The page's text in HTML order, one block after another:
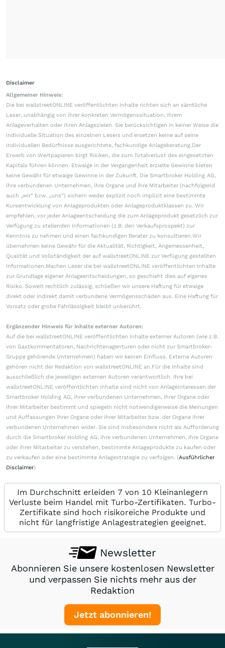
Disclaimer
Allgemeiner Hinweis:
Die bei wallstreetONLINE veröffentlichten Inhalte richten sich an sämtliche
Leser, unabhängig von ihrer konkreten Vermögenssituation, ihrem
Anlageverhalten oder ihren Anlagezielen. Sie berücksichtigen in keiner Weise die
individuelle Situation des einzelnen Lesers und ersetzen keine auf seine
individuellen Bedürfnisse ausgerichtete, fachkundige Anlageberatung.Der
Erwerb von Wertpapieren birgt Risiken, die zum Totalverlust des eingesetzten
Kapitals führen können. Etwaige in der Vergangenheit erzielte Gewinne bieten
keine Gewähr für etwaige Gewinne in der Zukunft. Die Smartbroker Holding AG,
ihre verbundenen Unternehmen, ihre Organe und ihre Mitarbeiter (nachfolgend
auch „wir“ bzw. „uns“) sichern weder explizit noch implizit eine bestimmte
Kursentwicklung von Anlageprodukten oder Anlageproduktklassen zu. Wir
empfehlen, vor jeder Anlageentscheidung die zum Anlageprodukt gesetzlich zur
Verfügung zu stellenden Informationen (z.B. den Verkaufsprospekt) zur
Kenntnis zu nehmen und einen fachkundigen Berater zu konsultieren.Wir
übernehmen keine Gewähr für die Aktualität, Richtigkeit, Angemessenheit,
Qualität und Vollständigkeit der auf wallstreetONLINE zur Verfügung gestellten
Informationen.Machen Leser die bei wallstreetONLINE veröffentlichten Inhalte
zur Grundlage eigener Anlageentscheidungen, so geschieht dies auf eigenes
Risiko. Soweit rechtlich zulässig, schließen wir unsere Haftung für etwaige
direkt oder indirekt damit verbundene Vermögensschäden aus. Eine Haftung für
Vorsatz oder grobe Fahrlässigkeit bleibt unberührt.
Ergänzender Hinweis für Inhalte externer Autoren:
Auf die bei wallstreetONLINE veröffentlichten Inhalte externer Autoren (wie z.B.
von Gastkommentatoren, Nachrichtenagenturen oder nicht zur Smartbroker-
Gruppe gehörende Unternehmen) haben wir keinen Einfluss. Externe Autoren
gehören nicht der Redaktion von wallstreetONLINE an.Für die Inhalte sind
ausschließlich die jeweiligen externen Autoren verantwortlich. Ihre bei
wallstreetONLINE veröffentlichten Inhalte sind nicht von Anlageinteressen der
Smartbroker Holding AG, ihrer verbundenen Unternehmen, ihrer Organe oder
ihrer Mitarbeiter bestimmt und spiegeln nicht notwendigerweise die Meinungen
und Auffassungen ihrer Organe oder ihrer Mitarbeiter bzw. der Organe ihrer
verbundenen Unternehmen wider. Sie sind insbesondere nicht als Aufforderung
durch die Smartbroker Holding AG, ihre verbundenen Unternehmen, ihre Organe
oder ihrer Mitarbeiter zu verstehen, bestimmte Anlageprodukte zu kaufen oder
zu verkaufen oder eine bestimmte Anlagestrategie zu verfolgen. (Ausführlicher
Disclaimer)
Im Durchschnitt erleiden 7 von 10 Kleinanlegern
Verluste beim Handel mit Turbo-Zertifikaten. Turbo-
Zertifikate sind hoch risikoreiche Produkte und
nicht für langfristige Anlagestrategien geeignet.
Newsletter
Abonnieren Sie unsere kostenlosen Newsletter
und verpassen Sie nichts mehr aus der
Redaktion
Jetzt abonnieren!